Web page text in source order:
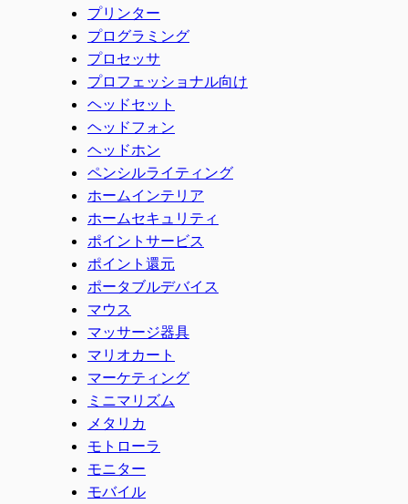
プリンター
プログラミング
プロセッサ
プロフェッショナル向け
ヘッドセット
ヘッドフォン
ヘッドホン
ペンシルライティング
ホームインテリア
ホームセキュリティ
ポイントサービス
ポイント還元
ポータブルデバイス
マウス
マッサージ器具
マリオカート
マーケティング
ミニマリズム
メタリカ
モトローラ
モニター
モバイル